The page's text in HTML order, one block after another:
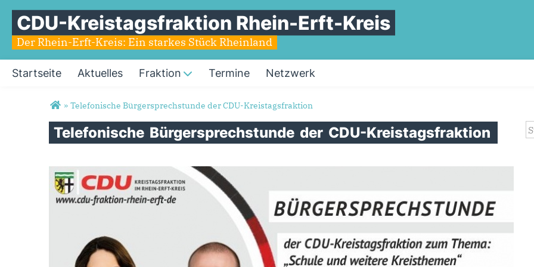
CDU-Kreistagsfraktion Rhein-Erft-Kreis
Der Rhein-Erft-Kreis: Ein starkes Stück Rheinland
Startseite Aktuelles Fraktion Termine Netzwerk
Sie sind hier
» Telefonische Bürgersprechstunde der CDU-Kreistagsfraktion
Telefonische Bürgersprechstunde der CDU-Kreistagsfraktion